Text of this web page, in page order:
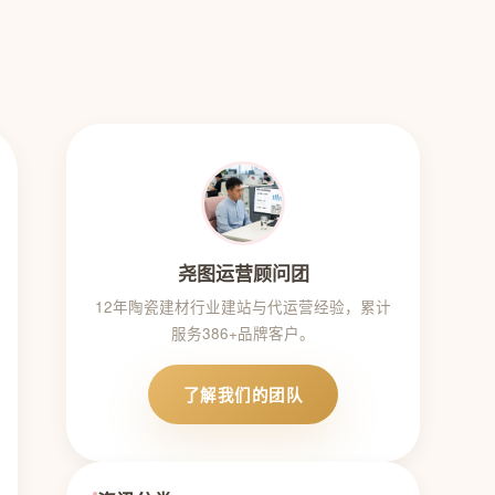
尧图运营顾问团
12年陶瓷建材行业建站与代运营经验，累计
服务386+品牌客户。
了解我们的团队